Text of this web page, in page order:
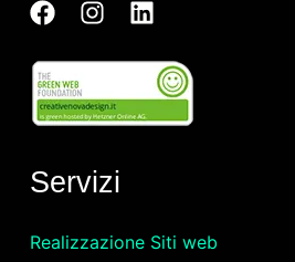
Servizi
Realizzazione Siti web